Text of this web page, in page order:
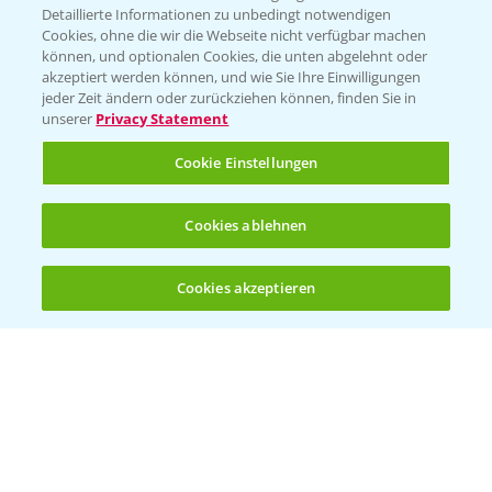
(noch 4)
KONTAKT
Hilfe in Notfällen
T.+49 (0)214/30-20220
Folgen Sie uns
Detaillierte Informationen zu unbedingt notwendigen
Cookies, ohne die wir die Webseite nicht verfügbar machen
können, und optionalen Cookies, die unten abgelehnt oder
akzeptiert werden können, und wie Sie Ihre Einwilligungen
jeder Zeit ändern oder zurückziehen können, finden Sie in
unserer Privacy Statement
Cookie Einstellungen
Cookies ablehnen
Cookies akzeptieren